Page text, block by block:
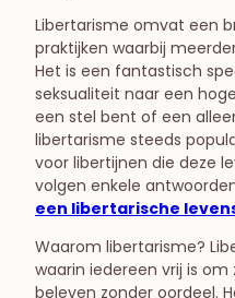
Libertarisme omvat een
praktijken waarbij
Het is een fantastisch
seksualiteit naar een
een stel bent of een
libertarisme steeds
voor libertijnen die deze
volgen enkele
een libertarische
Waarom libertarisme?
waarin iedereen vrij is
beleven zonder oordeel.